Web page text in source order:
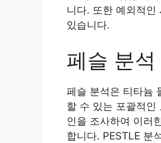
니다. 또한 예외적인
있습니다.
페슬 분석
페슬 분석은 티타늄
할 수 있는 포괄적인
인을 조사하여 이러
합니다. PESTLE 분